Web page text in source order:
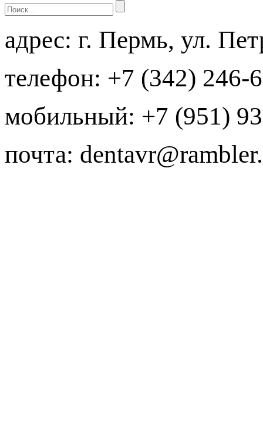
адрес: г. Пермь, ул.
телефон: +7 (342) 246-
мобильный: +7 (951)
почта: